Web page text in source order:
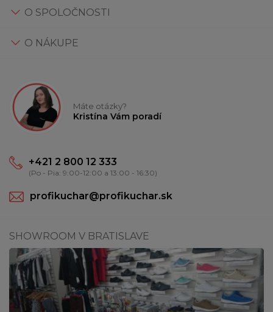
O SPOLOČNOSTI
O NÁKUPE
Máte otázky?
Kristína Vám poradí
+421 2 800 12 333
(Po - Pia: 9:00-12:00 a 13:00 - 16:30)
profikuchar@profikuchar.sk
SHOWROOM V BRATISLAVE